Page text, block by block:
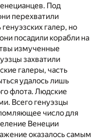
Под
перехватили
галер, но
посадили корабли на
измученные
захватили
галеры, часть
удалось лишь
флота. Людские
Всего генуэзцы
число для
Венеции
оказалось самым